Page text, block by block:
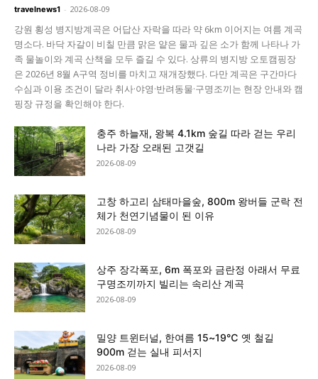
travelnews1 - 2026-08-09
강원 횡성 병지방계곡은 어답산 자락을 따라 약 6km 이어지는 여름 계곡
명소다. 바닥 자갈이 비칠 만큼 맑은 얕은 물과 깊은 소가 함께 나타나 가
족 물놀이와 계곡 산책을 모두 즐길 수 있다. 상류의 병지방 오토캠핑장
은 2026년 8월 A구역 정비를 마치고 재개장했다. 다만 계곡은 구간마다
수심과 이용 조건이 달라 취사·야영·반려동물·구명조끼는 현장 안내와 캠
핑장 규정을 확인해야 한다.
충주 하늘재, 왕복 4.1km 숲길 따라 걷는 우리
나라 가장 오래된 고갯길
2026-08-09
고창 하고리 삼태마을숲, 800m 왕버들 군락 전
체가 천연기념물이 된 이유
2026-08-09
상주 장각폭포, 6m 폭포와 금란정 아래서 무료
구명조끼까지 빌리는 속리산 계곡
2026-08-09
밀양 트윈터널, 한여름 15~19℃ 옛 철길
900m 걷는 실내 피서지
2026-08-09